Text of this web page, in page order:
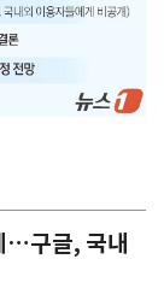
…구글, 국내